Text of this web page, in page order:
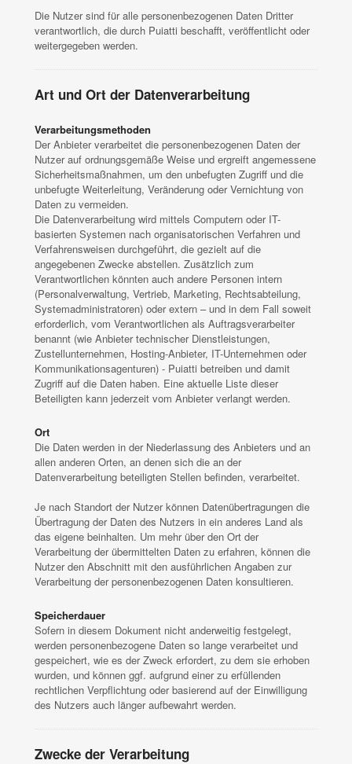
Die Nutzer sind für alle personenbezogenen Daten Dritter
verantwortlich, die durch Puiatti beschafft, veröffentlicht oder
weitergegeben werden.
Art und Ort der Datenverarbeitung
Verarbeitungsmethoden
Der Anbieter verarbeitet die personenbezogenen Daten der
Nutzer auf ordnungsgemäße Weise und ergreift angemessene
Sicherheitsmaßnahmen, um den unbefugten Zugriff und die
unbefugte Weiterleitung, Veränderung oder Vernichtung von
Daten zu vermeiden.
Die Datenverarbeitung wird mittels Computern oder IT-
basierten Systemen nach organisatorischen Verfahren und
Verfahrensweisen durchgeführt, die gezielt auf die
angegebenen Zwecke abstellen. Zusätzlich zum
Verantwortlichen könnten auch andere Personen intern
(Personalverwaltung, Vertrieb, Marketing, Rechtsabteilung,
Systemadministratoren) oder extern – und in dem Fall soweit
erforderlich, vom Verantwortlichen als Auftragsverarbeiter
benannt (wie Anbieter technischer Dienstleistungen,
Zustellunternehmen, Hosting-Anbieter, IT-Unternehmen oder
Kommunikationsagenturen) - Puiatti betreiben und damit
Zugriff auf die Daten haben. Eine aktuelle Liste dieser
Beteiligten kann jederzeit vom Anbieter verlangt werden.
Ort
Die Daten werden in der Niederlassung des Anbieters und an
allen anderen Orten, an denen sich die an der
Datenverarbeitung beteiligten Stellen befinden, verarbeitet.
Je nach Standort der Nutzer können Datenübertragungen die
Übertragung der Daten des Nutzers in ein anderes Land als
das eigene beinhalten. Um mehr über den Ort der
Verarbeitung der übermittelten Daten zu erfahren, können die
Nutzer den Abschnitt mit den ausführlichen Angaben zur
Verarbeitung der personenbezogenen Daten konsultieren.
Speicherdauer
Sofern in diesem Dokument nicht anderweitig festgelegt,
werden personenbezogene Daten so lange verarbeitet und
gespeichert, wie es der Zweck erfordert, zu dem sie erhoben
wurden, und können ggf. aufgrund einer zu erfüllenden
rechtlichen Verpflichtung oder basierend auf der Einwilligung
des Nutzers auch länger aufbewahrt werden.
Zwecke der Verarbeitung